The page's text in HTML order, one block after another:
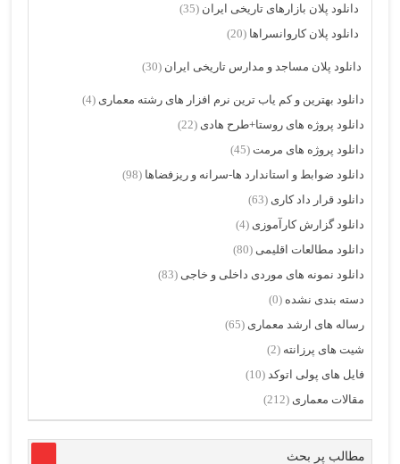
دانلود پلان بازارهای تاریخی ایران (35)
دانلود پلان کاروانسراها (20)
دانلود پلان مساجد و مدارس تاریخی ایران (30)
دانلود بهترین و کم یاب ترین نرم افزار های رشته معماری (4)
دانلود پروژه های روستا+طرح هادی (22)
دانلود پروژه های مرمت (45)
دانلود ضوابط و استاندارد ها-سرانه و ریزفضاها (98)
دانلود قرار داد کاری (63)
دانلود گزارش کارآموزی (4)
دانلود مطالعات اقلیمی (80)
دانلود نمونه های موردی داخلی و خاجی (83)
دسته بندی نشده (0)
رساله های ارشد معماری (65)
شیت های پرزانته (2)
فایل های پولی اتوکد (10)
مقالات معماری (212)
مطالب پر بحث